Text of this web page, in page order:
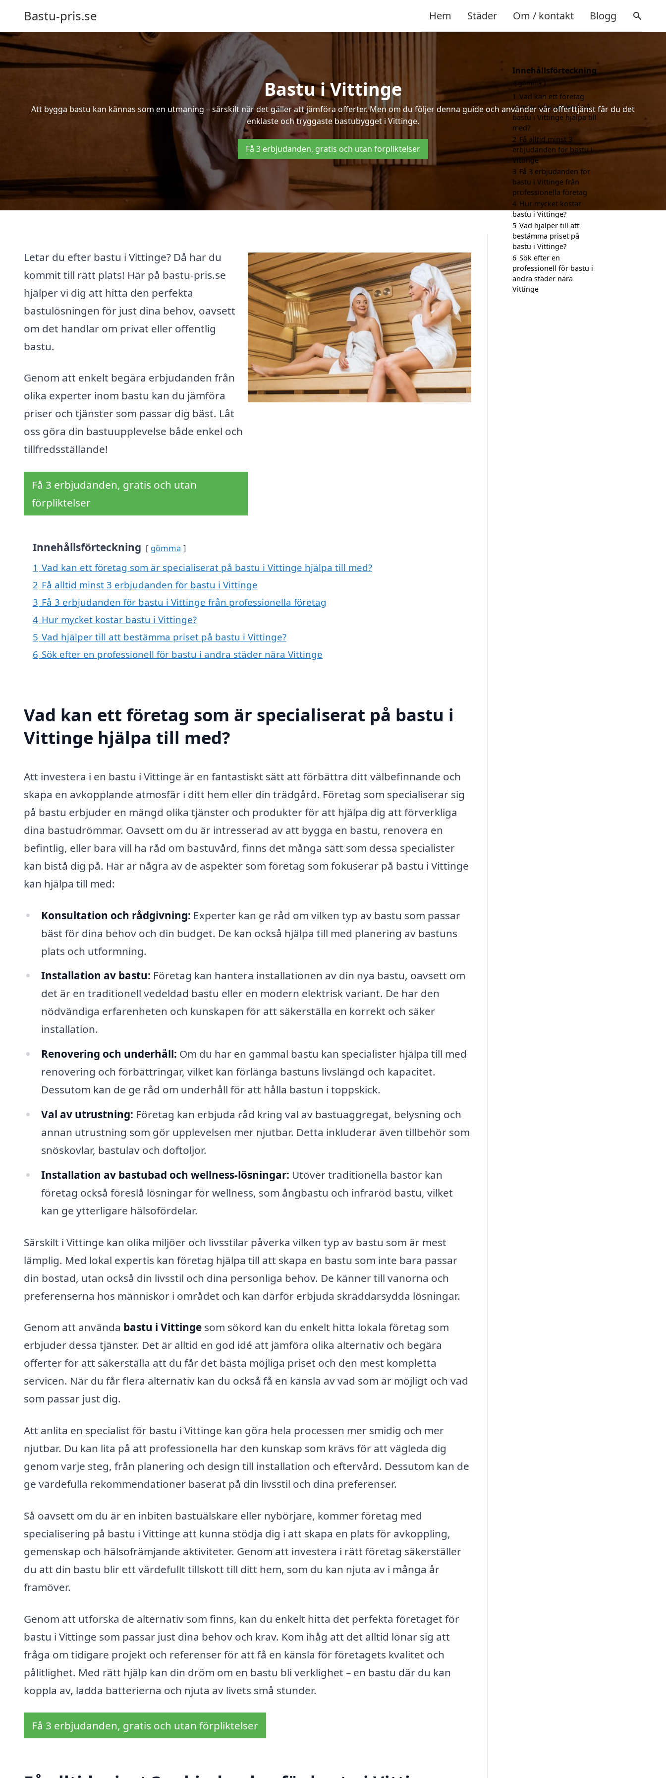
Bastu-pris.se Hem Städer Om / kontakt Blogg
Bastu i Vittinge
Att bygga bastu kan kännas som en utmaning – särskilt när det gäller att jämföra offerter. Men om du följer denna guide och använder vår offerttjänst får du det
enklaste och tryggaste bastubygget i Vittinge.
Få 3 erbjudanden, gratis och utan förpliktelser
Letar du efter bastu i Vittinge? Då har du
kommit till rätt plats! Här på bastu-pris.se
hjälper vi dig att hitta den perfekta
bastulösningen för just dina behov, oavsett
om det handlar om privat eller offentlig
bastu.
Genom att enkelt begära erbjudanden från
olika experter inom bastu kan du jämföra
priser och tjänster som passar dig bäst. Låt
oss göra din bastuupplevelse både enkel och
tillfredsställande!
Få 3 erbjudanden, gratis och utan
förpliktelser
Innehållsförteckning gömma
1 Vad kan ett företag som är specialiserat på bastu i Vittinge hjälpa till med?
2 Få alltid minst 3 erbjudanden för bastu i Vittinge
3 Få 3 erbjudanden för bastu i Vittinge från professionella företag
4 Hur mycket kostar bastu i Vittinge?
5 Vad hjälper till att bestämma priset på bastu i Vittinge?
6 Sök efter en professionell för bastu i andra städer nära Vittinge
Vad kan ett företag som är specialiserat på bastu i
Vittinge hjälpa till med?
Att investera i en bastu i Vittinge är en fantastiskt sätt att förbättra ditt välbefinnande och
skapa en avkopplande atmosfär i ditt hem eller din trädgård. Företag som specialiserar sig
på bastu erbjuder en mängd olika tjänster och produkter för att hjälpa dig att förverkliga
dina bastudrömmar. Oavsett om du är intresserad av att bygga en bastu, renovera en
befintlig, eller bara vill ha råd om bastuvård, finns det många sätt som dessa specialister
kan bistå dig på. Här är några av de aspekter som företag som fokuserar på bastu i Vittinge
kan hjälpa till med:
Konsultation och rådgivning: Experter kan ge råd om vilken typ av bastu som passar
bäst för dina behov och din budget. De kan också hjälpa till med planering av bastuns
plats och utformning.
Installation av bastu: Företag kan hantera installationen av din nya bastu, oavsett om
det är en traditionell vedeldad bastu eller en modern elektrisk variant. De har den
nödvändiga erfarenheten och kunskapen för att säkerställa en korrekt och säker
installation.
Renovering och underhåll: Om du har en gammal bastu kan specialister hjälpa till med
renovering och förbättringar, vilket kan förlänga bastuns livslängd och kapacitet.
Dessutom kan de ge råd om underhåll för att hålla bastun i toppskick.
Val av utrustning: Företag kan erbjuda råd kring val av bastuaggregat, belysning och
annan utrustning som gör upplevelsen mer njutbar. Detta inkluderar även tillbehör som
snöskovlar, bastulav och doftoljor.
Installation av bastubad och wellness-lösningar: Utöver traditionella bastor kan
företag också föreslå lösningar för wellness, som ångbastu och infraröd bastu, vilket
kan ge ytterligare hälsofördelar.
Särskilt i Vittinge kan olika miljöer och livsstilar påverka vilken typ av bastu som är mest
lämplig. Med lokal expertis kan företag hjälpa till att skapa en bastu som inte bara passar
din bostad, utan också din livsstil och dina personliga behov. De känner till vanorna och
preferenserna hos människor i området och kan därför erbjuda skräddarsydda lösningar.
Genom att använda bastu i Vittinge som sökord kan du enkelt hitta lokala företag som
erbjuder dessa tjänster. Det är alltid en god idé att jämföra olika alternativ och begära
offerter för att säkerställa att du får det bästa möjliga priset och den mest kompletta
servicen. När du får flera alternativ kan du också få en känsla av vad som är möjligt och vad
som passar just dig.
Att anlita en specialist för bastu i Vittinge kan göra hela processen mer smidig och mer
njutbar. Du kan lita på att professionella har den kunskap som krävs för att vägleda dig
genom varje steg, från planering och design till installation och eftervård. Dessutom kan de
ge värdefulla rekommendationer baserat på din livsstil och dina preferenser.
Så oavsett om du är en inbiten bastuälskare eller nybörjare, kommer företag med
specialisering på bastu i Vittinge att kunna stödja dig i att skapa en plats för avkoppling,
gemenskap och hälsofrämjande aktiviteter. Genom att investera i rätt företag säkerställer
du att din bastu blir ett värdefullt tillskott till ditt hem, som du kan njuta av i många år
framöver.
Genom att utforska de alternativ som finns, kan du enkelt hitta det perfekta företaget för
bastu i Vittinge som passar just dina behov och krav. Kom ihåg att det alltid lönar sig att
fråga om tidigare projekt och referenser för att få en känsla för företagets kvalitet och
pålitlighet. Med rätt hjälp kan din dröm om en bastu bli verklighet – en bastu där du kan
koppla av, ladda batterierna och njuta av livets små stunder.
Få 3 erbjudanden, gratis och utan förpliktelser
Innehållsförteckning
gömma
1 Vad kan ett företag
som är specialiserat på
bastu i Vittinge hjälpa till
med?
2 Få alltid minst 3
erbjudanden för bastu i
Vittinge
3 Få 3 erbjudanden för
bastu i Vittinge från
professionella företag
4 Hur mycket kostar
bastu i Vittinge?
5 Vad hjälper till att
bestämma priset på
bastu i Vittinge?
6 Sök efter en
professionell för bastu i
andra städer nära
Vittinge